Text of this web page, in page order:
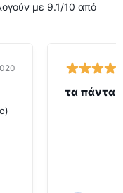
με 9.1/10 από
τα πάντα